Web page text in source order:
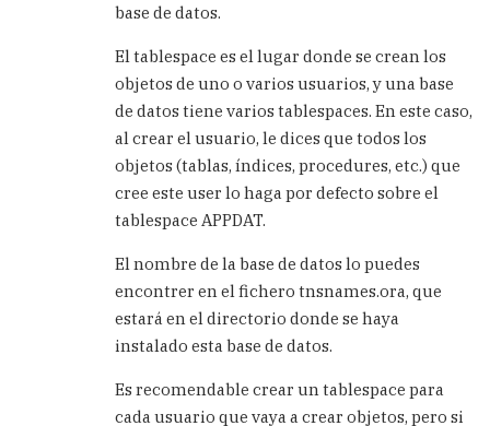
entender
by
Anonimo
(not
verified)
base de datos.
El tablespace es el lugar donde se crean los
objetos de uno o varios usuarios, y una base
de datos tiene varios tablespaces. En este caso,
al crear el usuario, le dices que todos los
objetos (tablas, índices, procedures, etc.) que
cree este user lo haga por defecto sobre el
tablespace APPDAT.
El nombre de la base de datos lo puedes
encontrer en el fichero tnsnames.ora, que
estará en el directorio donde se haya
instalado esta base de datos.
Es recomendable crear un tablespace para
cada usuario que vaya a crear objetos, pero si